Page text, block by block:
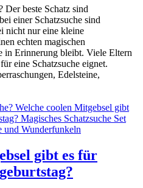
Der beste Schatz sind
einer Schatzsuche sind
nicht nur eine kleine
echten magischen
in Erinnerung bleibt. Viele Eltern
eine Schatzsuche eignet.
Edelsteine,
gibt es für